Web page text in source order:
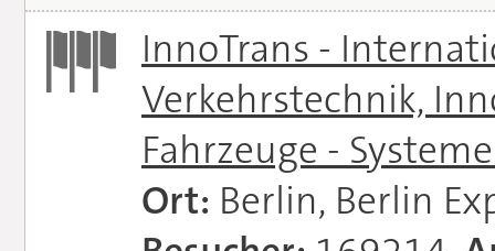
InnoTrans -
Verkehrstechnik,
Fahrzeuge -
Ort: Berlin, Berlin